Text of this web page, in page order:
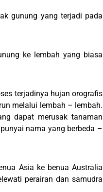
gunung yang terjadi pada
ke lembah yang biasa
terjadinya hujan orografis
melalui lembah – lembah.
dapat merusak tanaman
nama yang berbeda –
Asia ke benua Australia
perairan dan samudra